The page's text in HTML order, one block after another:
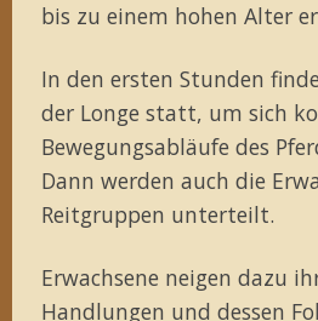
bis zu einem hohen Alter
In den ersten Stunden
der Longe statt, um sich
Bewegungsabläufe des
Dann werden auch die
Reitgruppen unterteilt.
Erwachsene neigen dazu
Handlungen und dessen